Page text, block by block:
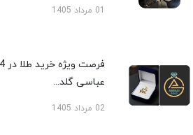
01 مرداد 1405
عباسی گلد...
02 مرداد 1405